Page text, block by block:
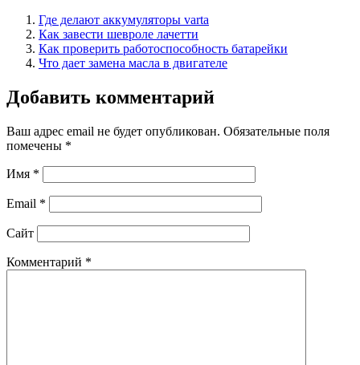
Где делают аккумуляторы varta
Как завести шевроле лачетти
Как проверить работоспособность батарейки
Что дает замена масла в двигателе
Добавить комментарий
Ваш адрес email не будет опубликован. Обязательные поля
помечены *
Имя *
Email *
Сайт
Комментарий *